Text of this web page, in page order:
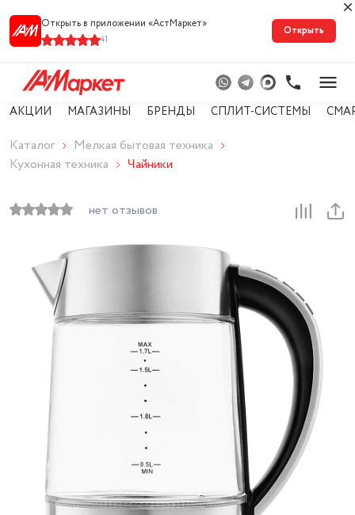
Открыть в приложении «АстМарке‪т‬»
41
Открыть
АКЦИИ МАГАЗИНЫ БРЕНДЫ СПЛИТ-СИСТЕМЫ
Каталог
Мелкая бытовая техника
Кухонная техника
Чайники
нет отзывов